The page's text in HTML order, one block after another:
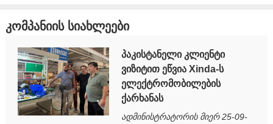
კომპანიის სიახლეები
პაკისტანელი კლიენტი
ვიზიტით ეწვია Xinda-ს
ელექტრომობილების
ქარხანას
ადმინისტრატორის მიერ 25-09-